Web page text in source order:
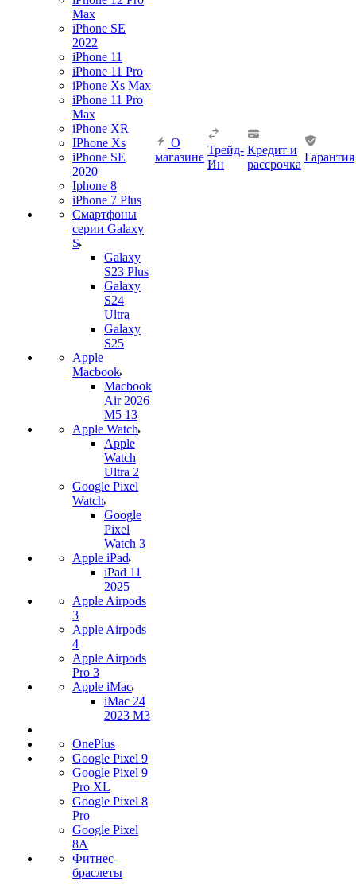
Max
iPhone SE
2022
iPhone 11
iPhone 11 Pro
iPhone Xs Max
iPhone 11 Pro
Max
iPhone XR
IPhone Xs
iPhone SE
2020
Iphone 8
iPhone 7 Plus
Смартфоны
серии Galaxy
S
Galaxy
S23 Plus
Galaxy
S24
Ultra
Galaxy
S25
Apple
Macbook
Macbook
Air 2026
M5 13
Apple Watch
Apple
Watch
Ultra 2
Google Pixel
Watch
Google
Pixel
Watch 3
Apple iPad
iPad 11
2025
Apple Airpods
3
Apple Airpods
4
Apple Airpods
Pro 3
Apple iMac
iMac 24
2023 M3
OnePlus
Google Pixel 9
Google Pixel 9
Pro XL
Google Pixel 8
Pro
Google Pixel
8A
Фитнес-
браслеты
О
магазине
Трейд-
Ин
Кредит и
рассрочка
Гарантия